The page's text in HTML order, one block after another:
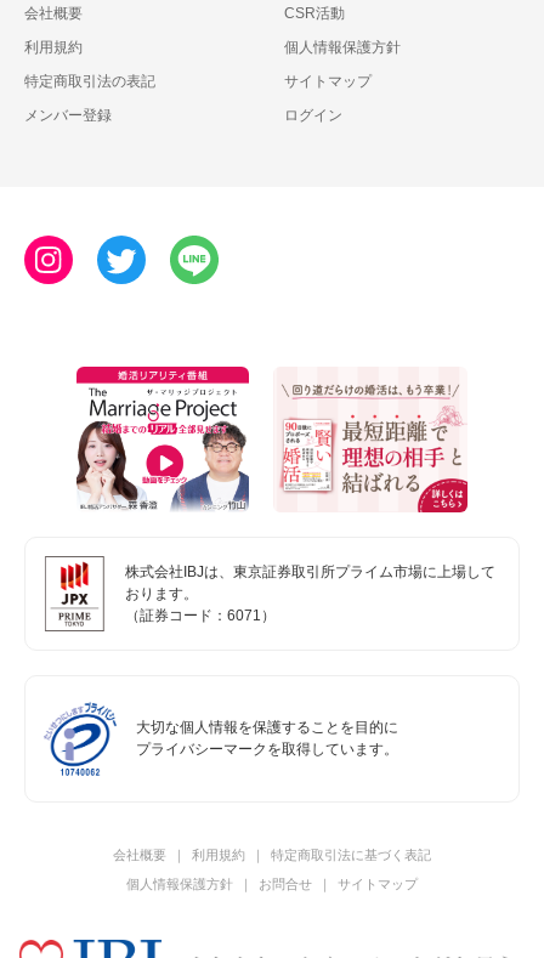
会社概要
CSR活動
利用規約
個人情報保護方針
特定商取引法の表記
サイトマップ
メンバー登録
ログイン
株式会社IBJは、東京証券取引所プライム市場に上場して
おります。
（証券コード：6071）
大切な個人情報を保護することを目的に
プライバシーマークを取得しています。
会社概要 利用規約
特定商取引法に基づく表記
個人情報保護方針
お問合せ サイトマップ